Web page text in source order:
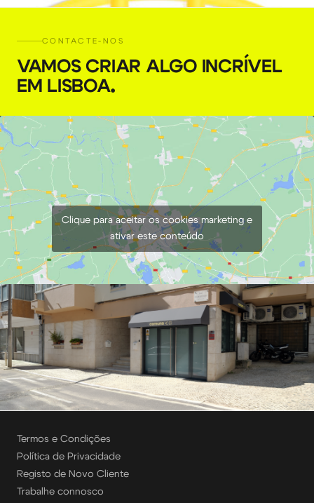
Cabo Tethering USB-C 90º – 5M
€6,00 + 23% VAT
CONTACTE-NOS
VAMOS CRIAR ALGO INCRÍVEL
EM LISBOA.
Clique para aceitar os cookies marketing e
ativar este conteúdo
Termos e Condições
Política de Privacidade
Registo de Novo Cliente
Trabalhe connosco